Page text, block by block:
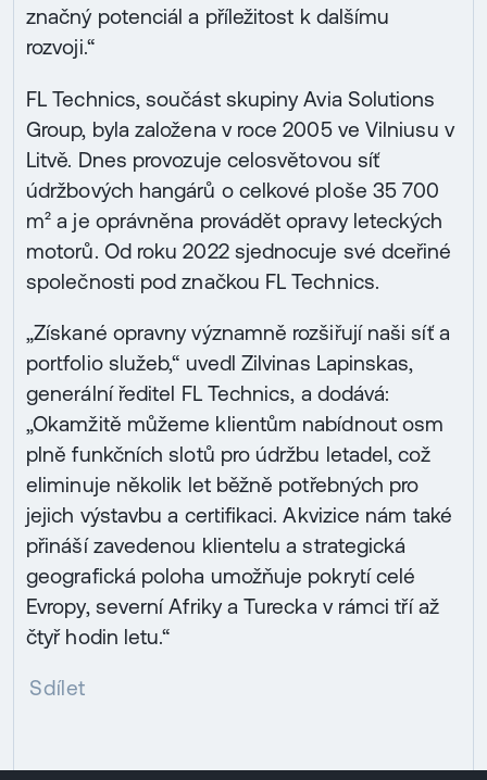
značný potenciál a příležitost k dalšímu
rozvoji.“
FL Technics, součást skupiny Avia Solutions
Group, byla založena v roce 2005 ve Vilniusu v
Litvě. Dnes provozuje celosvětovou síť
údržbových hangárů o celkové ploše 35 700
m² a je oprávněna provádět opravy leteckých
motorů. Od roku 2022 sjednocuje své dceřiné
společnosti pod značkou FL Technics.
„Získané opravny významně rozšiřují naši síť a
portfolio služeb,“ uvedl Zilvinas Lapinskas,
generální ředitel FL Technics, a dodává:
„Okamžitě můžeme klientům nabídnout osm
plně funkčních slotů pro údržbu letadel, což
eliminuje několik let běžně potřebných pro
jejich výstavbu a certifikaci. Akvizice nám také
přináší zavedenou klientelu a strategická
geografická poloha umožňuje pokrytí celé
Evropy, severní Afriky a Turecka v rámci tří až
čtyř hodin letu.“
Sdílet